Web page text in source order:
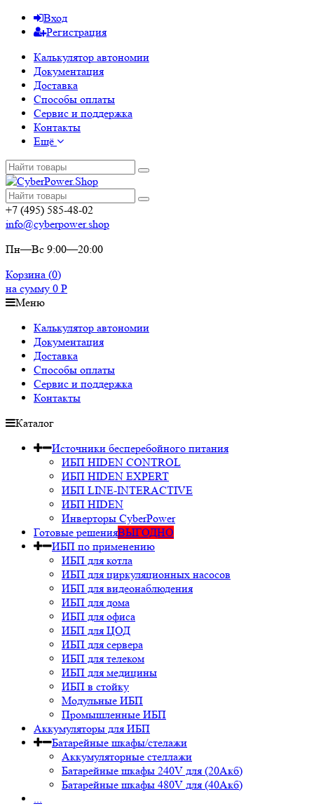
Вход
Регистрация
Калькулятор автономии
Документация
Доставка
Способы оплаты
Сервис и поддержка
Контакты
Ещё
+7 (495) 585-48-02
info@cyberpower.shop
Пн—Вс 9:00—20:00
Корзина (0)
на сумму 0 Р
Меню
Калькулятор автономии
Документация
Доставка
Способы оплаты
Сервис и поддержка
Контакты
Каталог
Источники бесперебойного питания
ИБП HIDEN CONTROL
ИБП HIDEN EXPERT
ИБП LINE-INTERACTIVE
ИБП HIDEN
Инверторы CyberPower
Готовые решенияВЫГОДНО
ИБП по применению
ИБП для котла
ИБП для циркуляционных насосов
ИБП для видеонаблюдения
ИБП для дома
ИБП для офиса
ИБП для ЦОД
ИБП для сервера
ИБП для телеком
ИБП для медицины
ИБП в стойку
Модульные ИБП
Промышленные ИБП
Аккумуляторы для ИБП
Батарейные шкафы/стелажи
Аккумуляторные стеллажи
Батарейные шкафы 240V для (20Акб)
Батарейные шкафы 480V для (40Акб)
...